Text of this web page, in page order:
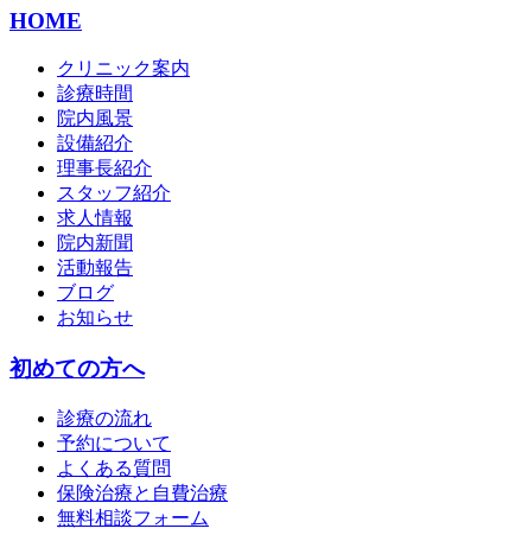
HOME
クリニック案内
診療時間
院内風景
設備紹介
理事長紹介
スタッフ紹介
求人情報
院内新聞
活動報告
ブログ
お知らせ
初めての方へ
診療の流れ
予約について
よくある質問
保険治療と自費治療
無料相談フォーム